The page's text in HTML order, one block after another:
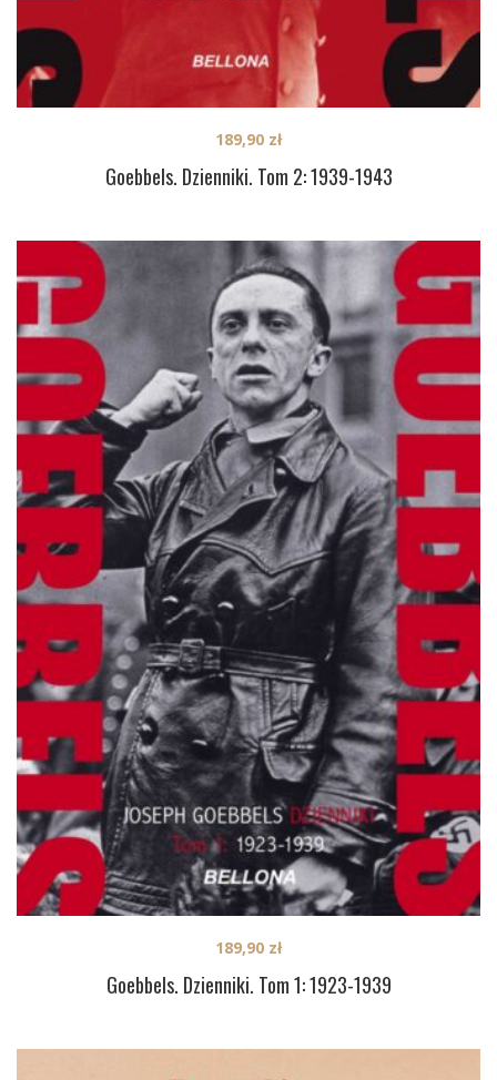
Goebbels. Dzienniki. Tom 2: 1939-1943
189,90 zł
Goebbels. Dzienniki. Tom 1: 1923-1939
189,90 zł